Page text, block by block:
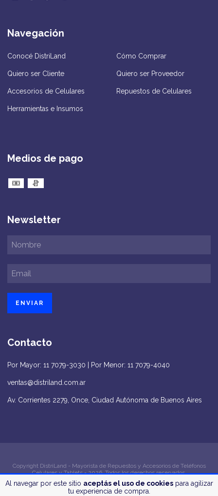
Al navegar por este sitio aceptás el uso de cookiespara agilizar
tu experiencia de compra.
Navegación
Conocé DistriLand Cómo Comprar
Quiero ser Cliente Quiero ser Proveedor
Accesorios de Celulares Repuestos de Celulares
Herramientas e Insumos
Medios de pago
Newsletter
Contacto
Por Mayor: 11 7079-3030 | Por Menor: 11 7079-4040
ventas@distriland.com.ar
Av. Corrientes 2279, Once, Ciudad Autónoma de Buenos Aires
Copyright DistriLand - Mayorista de Repuestos y Accesorios de Teléfonos
Celulares y Tablets - 2026. Todos los derechos reservados.
Defensa de las y los consumidores. Para reclamosingrese aquí